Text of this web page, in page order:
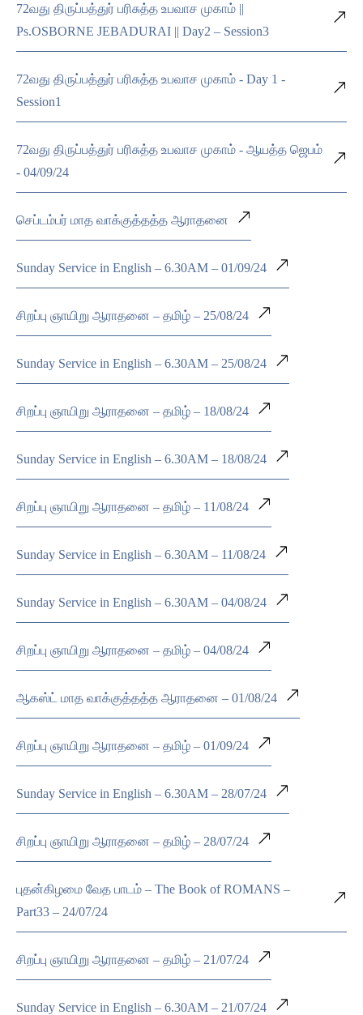
72வது திருப்பத்துர் பரிசுத்த உபவாச முகாம் ||
Ps.OSBORNE JEBADURAI || Day2 – Session3
72வது திருப்பத்துர் பரிசுத்த உபவாச முகாம் - Day 1 -
Session1
72வது திருப்பத்துர் பரிசுத்த உபவாச முகாம் - ஆயத்த ஜெபம்
- 04/09/24
செப்டம்பர் மாத வாக்குத்தத்த ஆராதனை
Sunday Service in English – 6.30AM – 01/09/24
சிறப்பு ஞாயிறு ஆராதனை – தமிழ் – 25/08/24
Sunday Service in English – 6.30AM – 25/08/24
சிறப்பு ஞாயிறு ஆராதனை – தமிழ் – 18/08/24
Sunday Service in English – 6.30AM – 18/08/24
சிறப்பு ஞாயிறு ஆராதனை – தமிழ் – 11/08/24
Sunday Service in English – 6.30AM – 11/08/24
Sunday Service in English – 6.30AM – 04/08/24
சிறப்பு ஞாயிறு ஆராதனை – தமிழ் – 04/08/24
ஆகஸ்ட் மாத வாக்குத்தத்த ஆராதனை – 01/08/24
சிறப்பு ஞாயிறு ஆராதனை – தமிழ் – 01/09/24
Sunday Service in English – 6.30AM – 28/07/24
சிறப்பு ஞாயிறு ஆராதனை – தமிழ் – 28/07/24
புதன்கிழமை வேத பாடம் – The Book of ROMANS –
Part33 – 24/07/24
சிறப்பு ஞாயிறு ஆராதனை – தமிழ் – 21/07/24
Sunday Service in English – 6.30AM – 21/07/24